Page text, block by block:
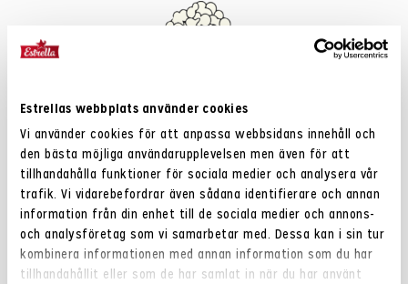
Estrellas webbplats använder cookies
Vi använder cookies för att anpassa webbsidans innehåll och
den bästa möjliga användarupplevelsen men även för att
tillhandahålla funktioner för sociala medier och analysera vår
trafik. Vi vidarebefordrar även sådana identifierare och annan
information från din enhet till de sociala medier och annons-
och analysföretag som vi samarbetar med. Dessa kan i sin tur
kombinera informationen med annan information som du har
tillhandahållit eller som de har samlat in när du har använt
Varför är färdigpoppade popcorn så
goda?
Det finns massa olika typer av majskorn. Till våra
färdigpoppade popcorn använder vi en speciell sort som ger
extra stora, extra goda och extra fluffiga popcorn!